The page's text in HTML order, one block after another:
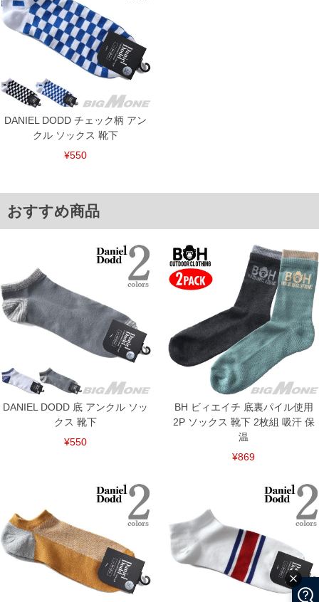
備考欄に股下●cmとご記入下さい。（裾上げ無料対象商品は1本につき税込6,000円以
上の品が対象。1本5,999円以下の商品は有料（500円+税）となります。）
出荷まで約1週間～20日間程お時間を頂く場合がございます。
尚、裾上げした商品は返品・交換不可となりますので、予めご了承下さい。
一部、お直しに対応出来ない商品がございます。(例：裾にファスナーや調節ひもが付
いている、極端なデザインが施されている等)
※商品によって若干のサイズの誤差がございます。また、お客様がご使用の環境（コ
ンピュータ画面）によって、商品の色味が若干異なる場合がございます。予めご了承
ください。
舗からのお取り寄せ等により、お客様にご迷惑をお掛けしてしまう場合がございま
す。そのようなことがない様最大限に努めておりますが、もしあった場合速やかにご
COLOR VARIATION
DANIEL DODD チェック柄 アン
クル ソックス 靴下
¥550
おすすめ商品
DANIEL DODD 底 アンクル ソッ
クス 靴下
¥550
BH ビィエイチ 底裏パイル使用
2P ソックス 靴下 2枚組 吸汗 保
温
¥869